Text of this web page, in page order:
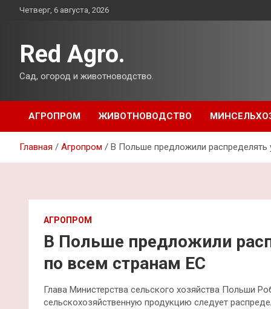
ПерейтиЧетверг, 6 августа, 2026
Red Agro.
Сад, огород и животноводство.
АГРОПРОМ ЖИВОТНОВОДСТВО
Главная Агропром В Польше предложили распределять
АГРОПРОМ
В Польше предложили
по всем странам ЕС
Глава Министерства сельского хозяйства Польши
сельскохозяйственную продукцию следует